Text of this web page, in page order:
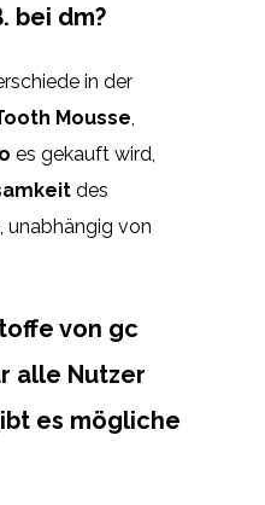
bei dm?
in der
Mousse,
es gekauft wird,
des
unabhängig von
von gc
alle Nutzer
es mögliche